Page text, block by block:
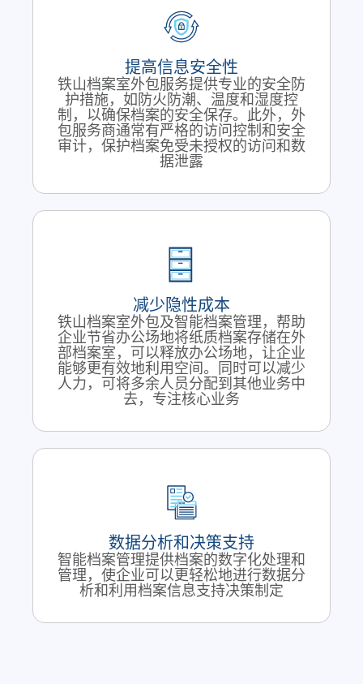
提高信息安全性
铁山档案室外包服务提供专业的安全防
护措施，如防火防潮、温度和湿度控
制，以确保档案的安全保存。此外，外
包服务商通常有严格的访问控制和安全
审计，保护档案免受未授权的访问和数
据泄露
减少隐性成本
铁山档案室外包及智能档案管理，帮助
企业节省办公场地将纸质档案存储在外
部档案室，可以释放办公场地，让企业
能够更有效地利用空间。同时可以减少
人力，可将多余人员分配到其他业务中
去，专注核心业务
数据分析和决策支持
智能档案管理提供档案的数字化处理和
管理，使企业可以更轻松地进行数据分
析和利用档案信息支持决策制定